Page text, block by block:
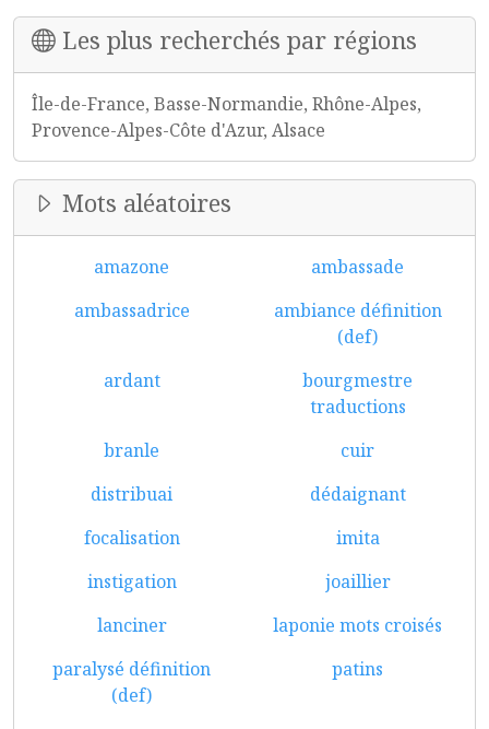
Les plus recherchés par régions
Île-de-France, Basse-Normandie, Rhône-Alpes,
Provence-Alpes-Côte d'Azur, Alsace
Mots aléatoires
amazone
ambassade
ambassadrice
ambiance définition
(def)
ardant
bourgmestre
traductions
branle
cuir
distribuai
dédaignant
focalisation
imita
instigation
joaillier
lanciner
laponie mots croisés
paralysé définition
(def)
patins